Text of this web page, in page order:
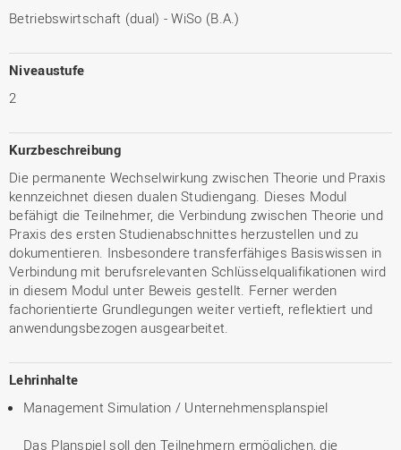
Betriebswirtschaft (dual) - WiSo (B.A.)
Niveaustufe
2
Kurzbeschreibung
Die permanente Wechselwirkung zwischen Theorie und Praxis
kennzeichnet diesen dualen Studiengang. Dieses Modul
befähigt die Teilnehmer, die Verbindung zwischen Theorie und
Praxis des ersten Studienabschnittes herzustellen und zu
dokumentieren. Insbesondere transferfähiges Basiswissen in
Verbindung mit berufsrelevanten Schlüsselqualifikationen wird
in diesem Modul unter Beweis gestellt. Ferner werden
fachorientierte Grundlegungen weiter vertieft, reflektiert und
anwendungsbezogen ausgearbeitet.
Lehrinhalte
Management Simulation / Unternehmensplanspiel
Das Planspiel soll den Teilnehmern ermöglichen, die